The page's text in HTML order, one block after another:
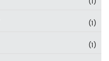
(1)
(1)